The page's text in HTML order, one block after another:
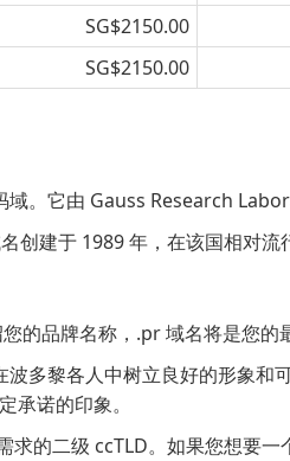
SG$2150.00
SG$2150.00
。它由 Gauss Research
创建于 1989 年，在该国相对流
的品牌名称，.pr 域名将是您的
多黎各人中树立良好的形象和
承诺的印象。
求的二级 ccTLD。如果您想要